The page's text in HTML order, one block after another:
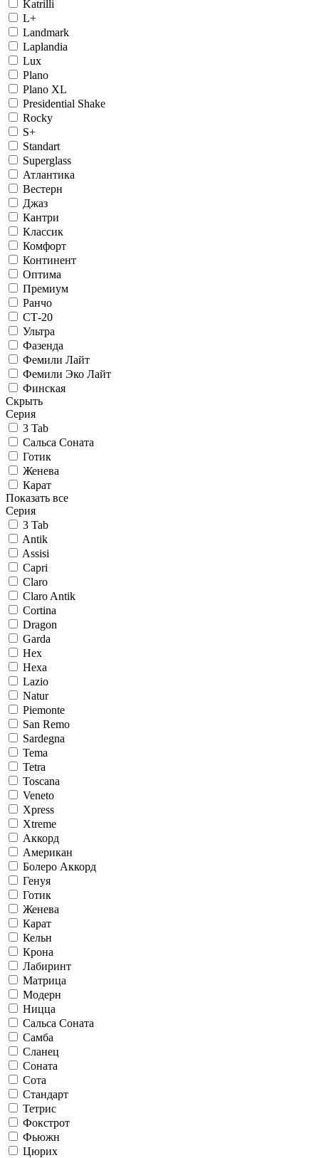
Katrilli
L+
Landmark
Laplandia
Lux
Plano
Plano XL
Presidential Shake
Rocky
S+
Standart
Superglass
Атлантика
Вестерн
Джаз
Кантри
Классик
Комфорт
Континент
Оптима
Премиум
Ранчо
СТ-20
Ультра
Фазенда
Фемили Лайт
Фемили Эко Лайт
Финская
Скрыть
Серия
3 Tab
Сальса Соната
Готик
Женева
Карат
Показать все
Серия
3 Tab
Antik
Assisi
Capri
Claro
Claro Antik
Cortina
Dragon
Garda
Hex
Hexa
Lazio
Natur
Piemonte
San Remo
Sardegna
Tema
Tetra
Toscana
Veneto
Xpress
Xtreme
Аккорд
Американ
Болеро Аккорд
Генуя
Готик
Женева
Карат
Кельн
Крона
Лабиринт
Матрица
Модерн
Ницца
Сальса Соната
Самба
Сланец
Соната
Сота
Стандарт
Тетрис
Фокстрот
Фьюжн
Цюрих